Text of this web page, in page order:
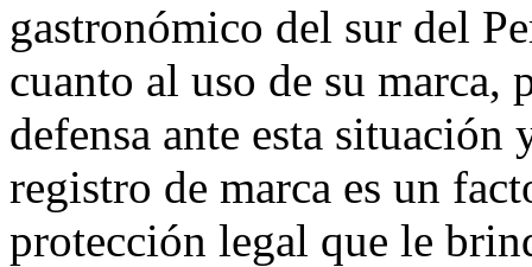
gastronómico del sur del
cuanto al uso de su marca,
defensa ante esta
registro de marca es un
protección legal que le